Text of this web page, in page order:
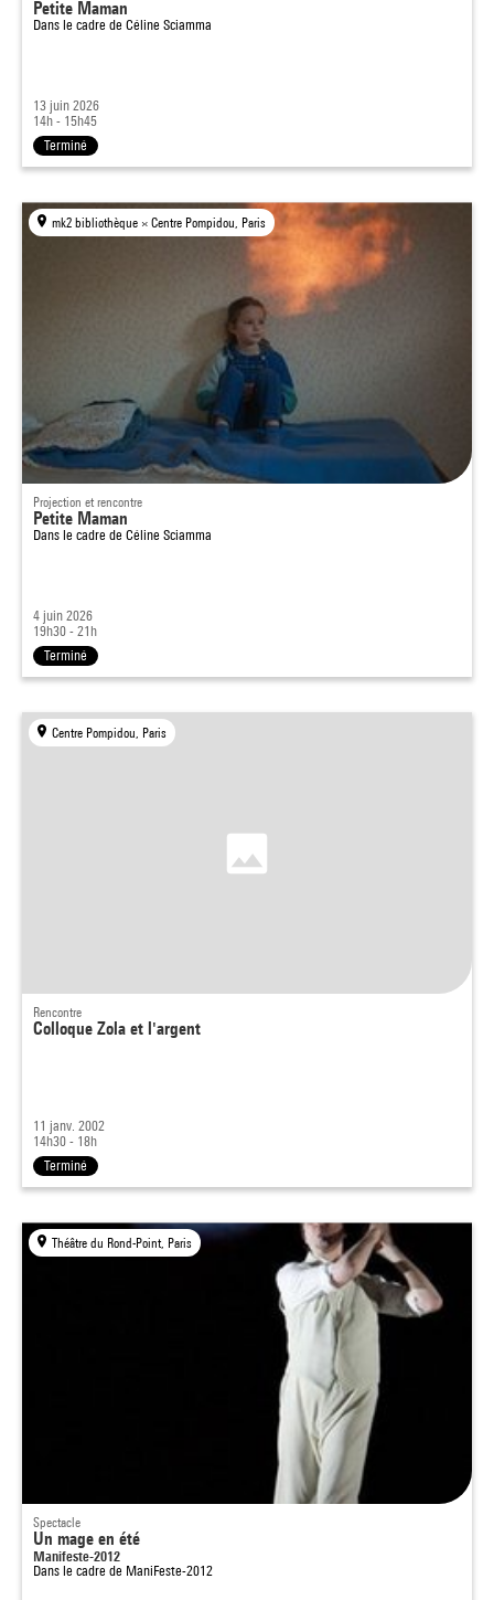
Petite Maman
Dans le cadre de Céline Sciamma
13 juin 2026
14h - 15h45
Terminé
mk2 bibliothèque × Centre Pompidou, Paris
Projection et rencontre
Petite Maman
Dans le cadre de Céline Sciamma
4 juin 2026
19h30 - 21h
Terminé
Centre Pompidou, Paris
Rencontre
Colloque Zola et l'argent
11 janv. 2002
14h30 - 18h
Terminé
Théâtre du Rond-Point, Paris
Spectacle
Un mage en été
Manifeste-2012
Dans le cadre de ManiFeste-2012